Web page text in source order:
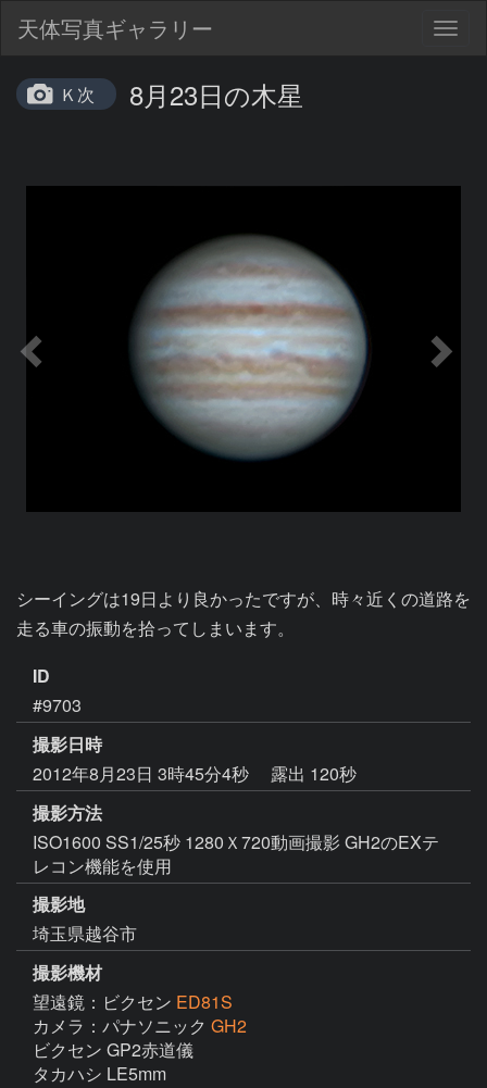
天体写真ギャラリー
Ｋ次 8月23日の木星
シーイングは19日より良かったですが、時々近くの道路を
走る車の振動を拾ってしまいます。
ID
#9703
撮影日時
2012年8月23日 3時45分4秒
露出 120秒
撮影方法
ISO1600 SS1/25秒 1280Ｘ720動画撮影 GH2のEXテ
レコン機能を使用
撮影地
埼玉県越谷市
撮影機材
望遠鏡：ビクセン ED81S
カメラ：パナソニック GH2
ビクセン GP2赤道儀
タカハシ LE5mm